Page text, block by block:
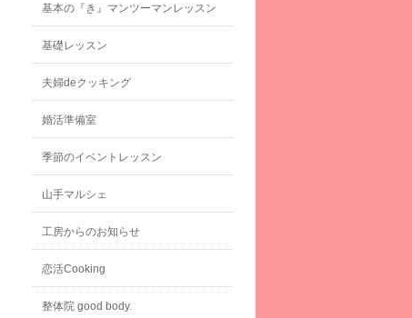
基本の『き』マンツーマンレッスン
基礎レッスン
夫婦deクッキング
婚活準備室
季節のイベントレッスン
山手マルシェ
工房からのお知らせ
恋活Cooking
整体院 good body.